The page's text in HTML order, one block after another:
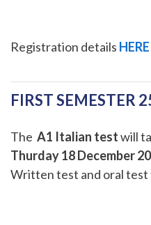
Registration details HERE
FIRST SEMESTER
The A1 Italian testwill
Thurday 18 December
Written test and oral test